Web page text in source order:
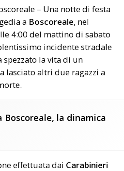
– Una notte di festa
a Boscoreale, nel
4:00 del mattino di sabato
incidente stradale
spezzato la vita di un
lasciato altri due ragazzi a
la dinamica
effettuata dai Carabinieri